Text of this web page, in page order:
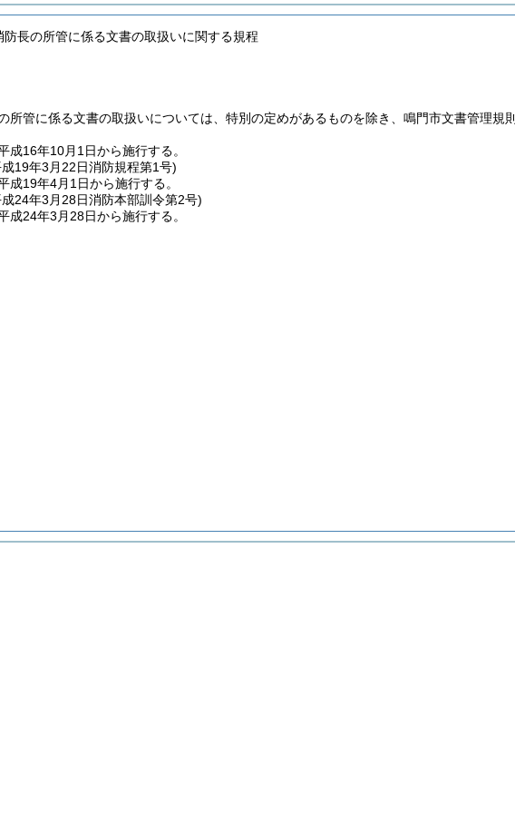
防長の所管に係る文書の取扱いに関する規程
所管に係る文書の取扱いについては、特別の定めがあるものを除き、鳴門市文書管理規則
成16年10月1日から施行する。
19年3月22日消防規程第1号)
成19年4月1日から施行する。
24年3月28日消防本部訓令第2号)
成24年3月28日から施行する。